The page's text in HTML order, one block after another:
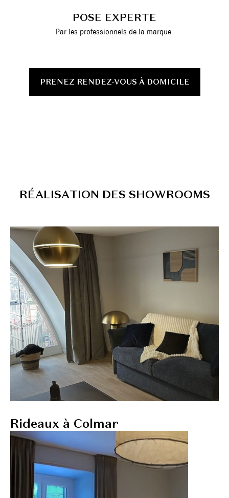
POSE EXPERTE
Par les professionnels de la marque.
PRENEZ RENDEZ-VOUS À DOMICILE
RÉALISATION DES SHOWROOMS
Rideaux à Colmar